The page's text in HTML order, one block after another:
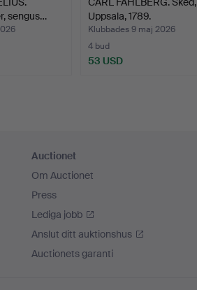
sengus…
Uppsala, 1789.
Klubbades 9 maj 2026
4 bud
53 USD
Auctionet
Om Auctionet
Press
Lediga jobb
Anslut ditt auktionshus
Auctionets garanti